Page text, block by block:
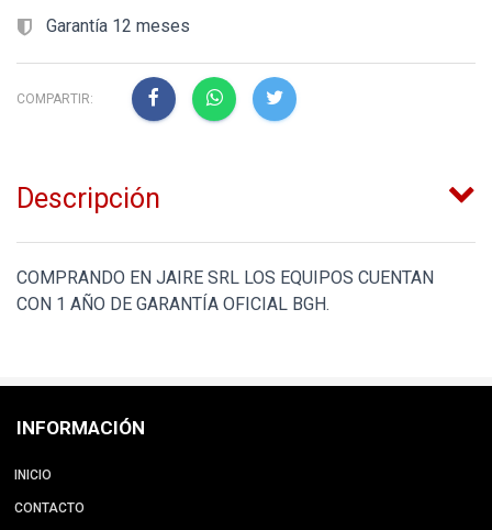
Garantía 12 meses
COMPARTIR:
Descripción
COMPRANDO EN JAIRE SRL LOS EQUIPOS CUENTAN
CON 1 AÑO DE GARANTÍA OFICIAL BGH.
INFORMACIÓN
INICIO
CONTACTO